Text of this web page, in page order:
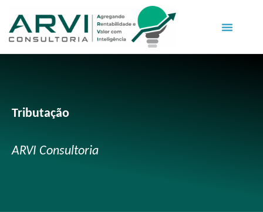
Tributação
ARVI Consultoria